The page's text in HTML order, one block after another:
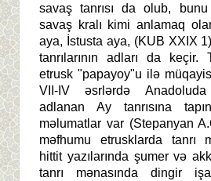
savaş tanrısı da olub,
savaş kralı kimi anlamaq
aya, İstusta aya, (KUB XXIX
tanrılarının adları da keçir.
etrusk "papayoy"u ilə
VII-IV əsrlərdə
adlanan Ay tanrısına
məlumatlar var (Stepanyan
məfhumu etrusklarda tanrı
hittit yazılarında şumer və
tanrı mənasında dingir